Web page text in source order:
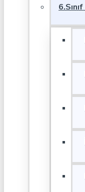
6.Sınıf